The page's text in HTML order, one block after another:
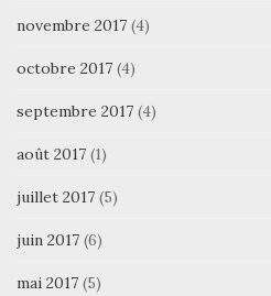
novembre 2017 (4)
octobre 2017 (4)
septembre 2017 (4)
août 2017 (1)
juillet 2017 (5)
juin 2017 (6)
mai 2017 (5)